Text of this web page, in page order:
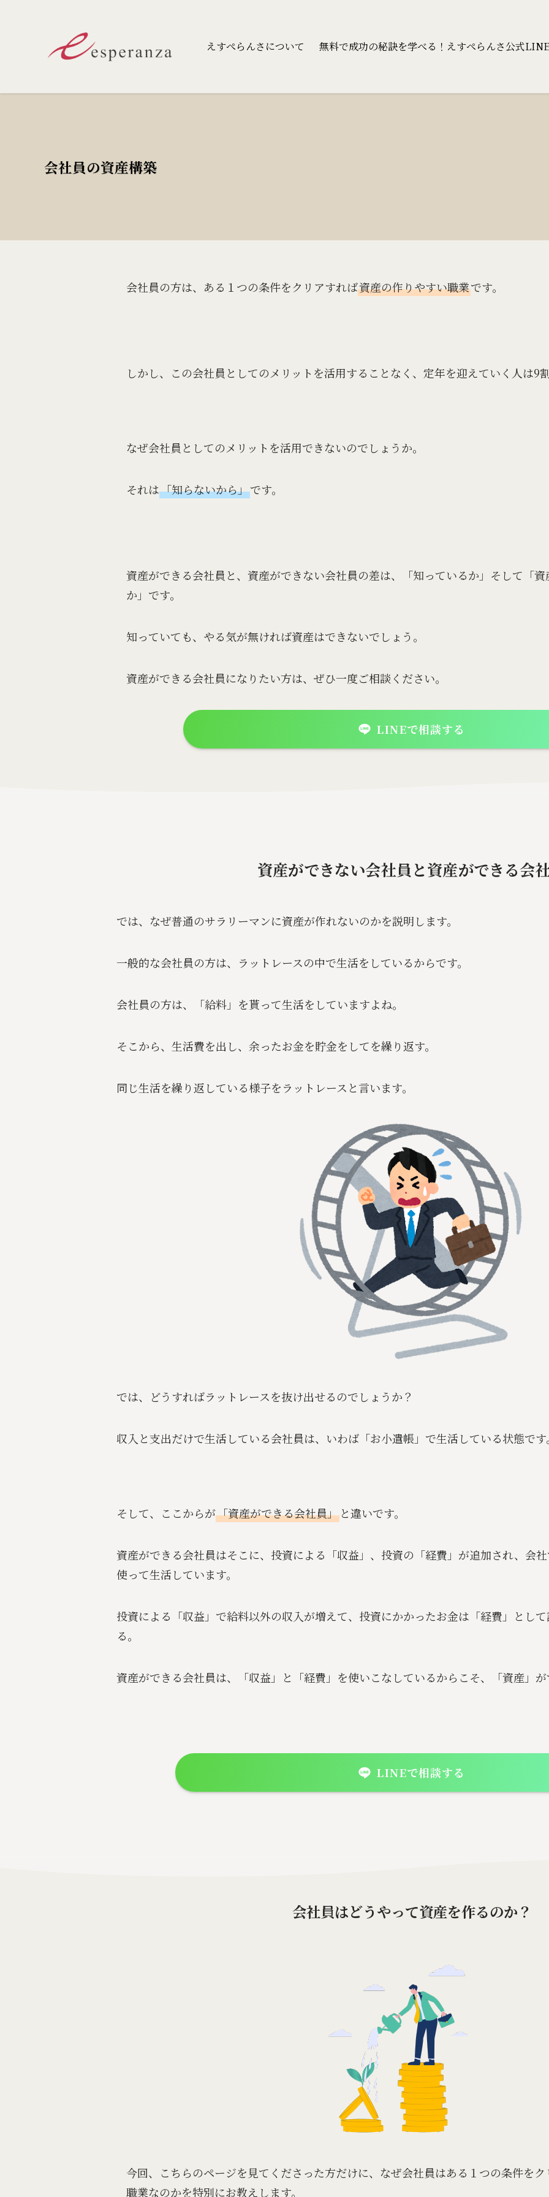
えすぺらんさについて 無料で成功の秘訣を学べる！えすぺらんさ公式
会社員の資産構築
会社員の方は、ある１つの条件をクリアすれば資産の作りやすい職業です。
しかし、この会社員としてのメリットを活用することなく、定年を迎えていく人は9
なぜ会社員としてのメリットを活用できないのでしょうか。
それは「知らないから」です。
資産ができる会社員と、資産ができない会社員の差は、「知っているか」そして「
か」です。
知っていても、やる気が無ければ資産はできないでしょう。
資産ができる会社員になりたい方は、ぜひ一度ご相談ください。
LINEで相談する
資産ができない会社員と資産ができる会
では、なぜ普通のサラリーマンに資産が作れないのかを説明します。
一般的な会社員の方は、ラットレースの中で生活をしているからです。
会社員の方は、「給料」を貰って生活をしていますよね。
そこから、生活費を出し、余ったお金を貯金をしてを繰り返す。
同じ生活を繰り返している様子をラットレースと言います。
では、どうすればラットレースを抜け出せるのでしょうか？
収入と支出だけで生活している会社員は、いわば「お小遣帳」で生活している状態です
そして、ここからが「資産ができる会社員」 と違いです。
資産ができる会社員はそこに、投資による「収益」、投資の「経費」が追加され、会
使って生活しています。
投資による「収益」で給料以外の収入が増えて、投資にかかったお金は「経費」とし
る。
資産ができる会社員は、「収益」と「経費」を使いこなしているからこそ、「資産」
LINEで相談する
会社員はどうやって資産を作るのか？
今回、こちらのページを見てくださった方だけに、なぜ会社員はある１つの条件を
職業なのかを特別にお教えします。